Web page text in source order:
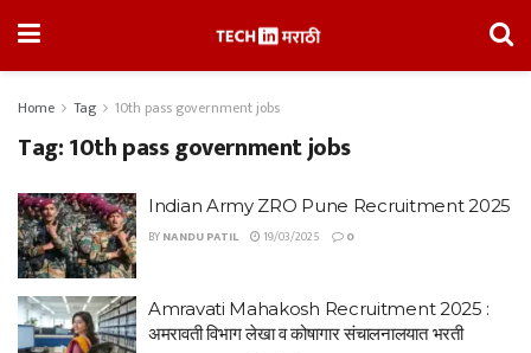
Home Tag 10th pass government jobs
Tag:10th pass government jobs
Indian Army ZRO Pune Recruitment 2025
BYNANDU PATIL 19/03/2025 0
Amravati Mahakosh Recruitment 2025 :
अमरावती विभाग लेखा व कोषागार संचालनालयात भरती